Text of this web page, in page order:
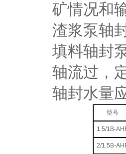
矿情况和
渣浆泵轴
填料轴封
轴流过，
轴封水量
型号
1.5/1B-
2/1.5B-